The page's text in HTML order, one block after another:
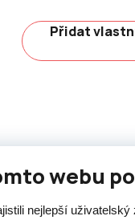
webu
nejlepší
Přidat